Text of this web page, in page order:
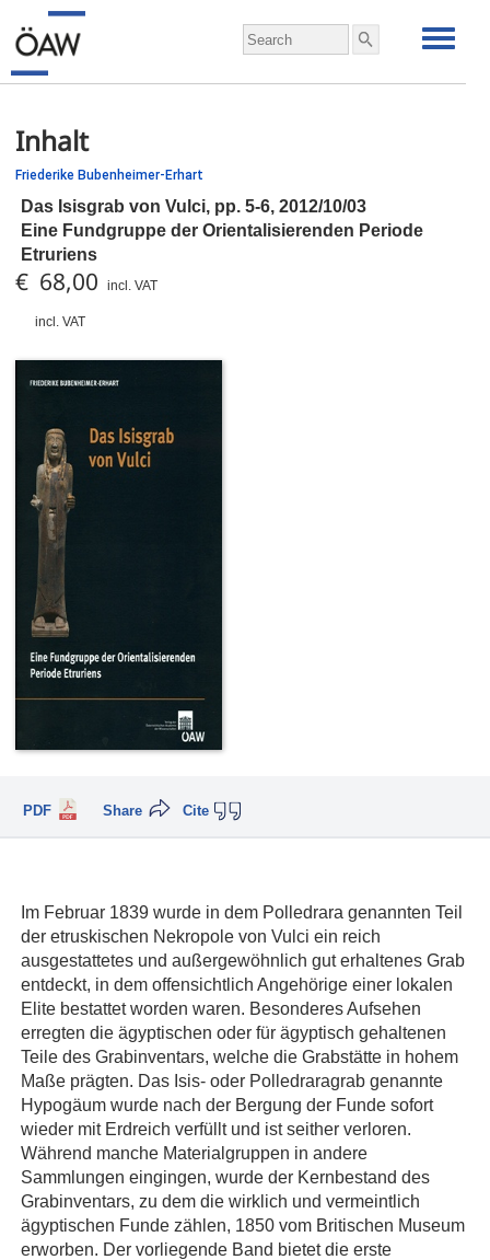
Inhalt
Friederike Bubenheimer-Erhart
Das Isisgrab von Vulci, pp. 5-6, 2012/10/03
Eine Fundgruppe der Orientalisierenden Periode
Etruriens
€ 68,00 incl. VAT
incl. VAT
PDF Cite
Share
Im Februar 1839 wurde in dem Polledrara genannten Teil
der etruskischen Nekropole von Vulci ein reich
ausgestattetes und außergewöhnlich gut erhaltenes Grab
entdeckt, in dem offensichtlich Angehörige einer lokalen
Elite bestattet worden waren. Besonderes Aufsehen
erregten die ägyptischen oder für ägyptisch gehaltenen
Teile des Grabinventars, welche die Grabstätte in hohem
Maße prägten. Das Isis- oder Polledraragrab genannte
Hypogäum wurde nach der Bergung der Funde sofort
wieder mit Erdreich verfüllt und ist seither verloren.
Während manche Materialgruppen in andere
Sammlungen eingingen, wurde der Kernbestand des
Grabinventars, zu dem die wirklich und vermeintlich
ägyptischen Funde zählen, 1850 vom Britischen Museum
erworben. Der vorliegende Band bietet die erste